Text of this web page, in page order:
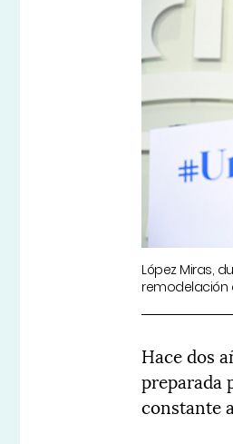
López Miras,
remodelación
Hace dos
preparada
constante